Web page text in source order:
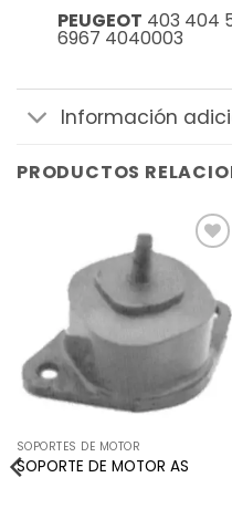
PEUGEOT 403 404
6967 4040003
Información
PRODUCTOS
Añadir
a la
lista de
deseos
SOPORTES DE MOTOR
SOPORTE DE MOTOR AS